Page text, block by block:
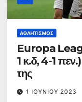
ΑΘΛΗΤΙΣΜΌΣ
Europa
1 κ.δ, 4-1
της
1 ΙΟΥΝΊΟΥ 2023